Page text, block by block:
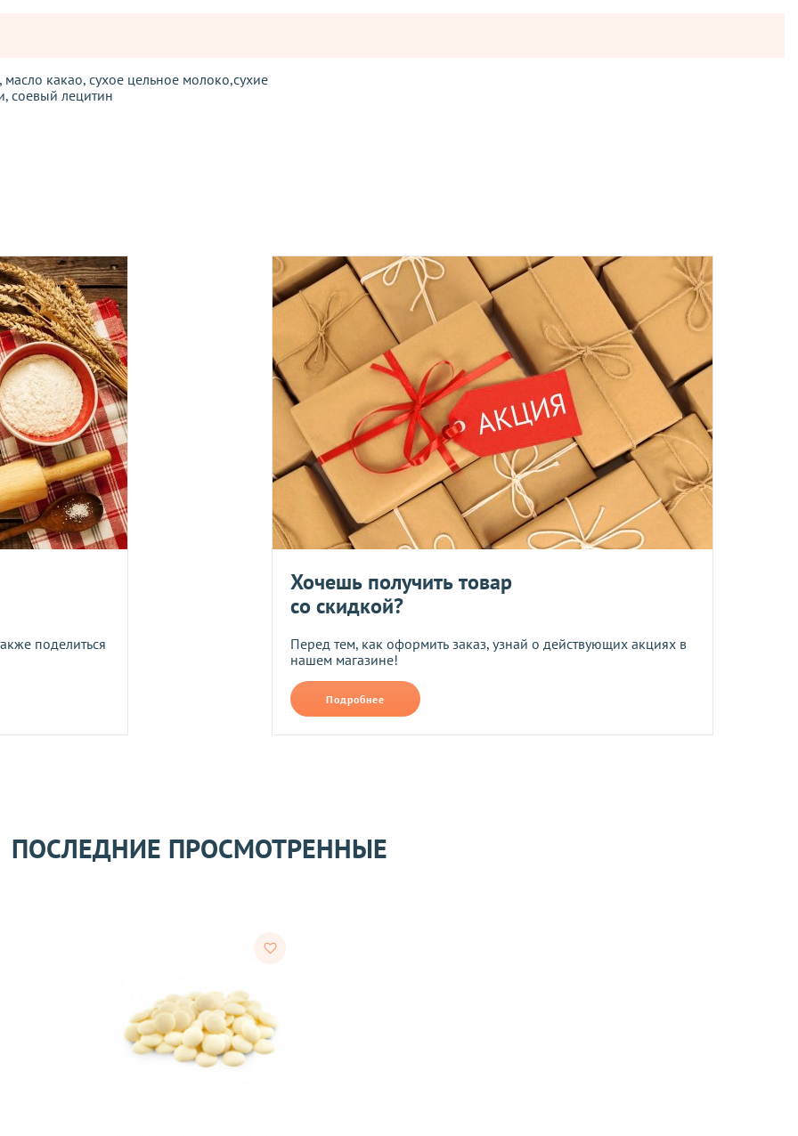
масло какао, сухое цельное молоко,сухие
соевый лецитин
Я даю согласие на обработку моих персональных данных
Прикрепить фото
В формате jpg, png, размером не более 10 мб
оплаты.
один раз в неделю -
Оплата должна поступить до среды включительно.
с категории "ОПТ
", отправляются за счет клиента!
оператора и не распространяется на ассортимент прессованных дрожжей и товары по оптовым ценам.
скидок.
статус доставки Вашего заказа логистическим оператором, Вы получите на следующий день после отправки заказа.
в течение 14 дней. Пищевые продукты, пригодные к употреблению, возврату и обмену не подлежат.
следующим образом:
«О защите прав потребителей»
получения товара покупателем.
поделиться
Хочешь получить товар
со скидкой?
Перед тем, как оформить заказ, узнай о действующих акциях в
нашем магазине!
Подробнее
ПОСЛЕДНИЕ ПРОСМОТРЕННЫЕ